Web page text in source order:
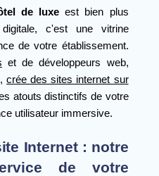
de luxeest bien plus
c'est une vitrine
de votre établissement.
et de développeurs web,
crée des sites internet sur
atouts distinctifs de votre
utilisateur immersive.
Internet : notre
de votre